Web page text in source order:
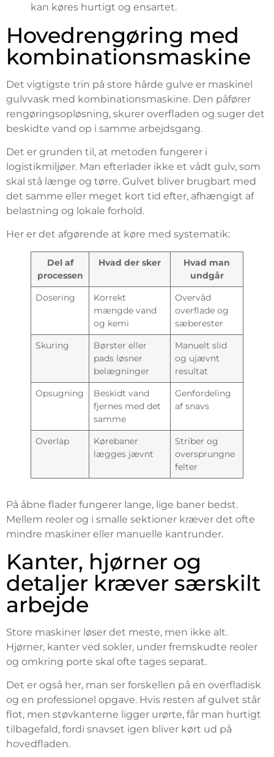
kan køres hurtigt og ensartet.
Hovedrengøring med
kombinationsmaskine
Det vigtigste trin på store hårde gulve er maskinel
gulvvask med kombinationsmaskine. Den påfører
rengøringsopløsning, skurer overfladen og suger det
beskidte vand op i samme arbejdsgang.
Det er grunden til, at metoden fungerer i
logistikmiljøer. Man efterlader ikke et vådt gulv, som
skal stå længe og tørre. Gulvet bliver brugbart med
det samme eller meget kort tid efter, afhængigt af
belastning og lokale forhold.
Her er det afgørende at køre med systematik:
Del af
processen
Hvad der sker
Hvad man
undgår
Dosering
Korrekt
mængde vand
og kemi
Overvåd
overflade og
sæberester
Skuring
Børster eller
pads løsner
belægninger
Manuelt slid
og ujævnt
resultat
Opsugning
Beskidt vand
fjernes med det
samme
Genfordeling
af snavs
Overlap
Kørebaner
lægges jævnt
Striber og
oversprungne
felter
På åbne flader fungerer lange, lige baner bedst.
Mellem reoler og i smalle sektioner kræver det ofte
mindre maskiner eller manuelle kantrunder.
Kanter, hjørner og
detaljer kræver særskilt
arbejde
Store maskiner løser det meste, men ikke alt.
Hjørner, kanter ved sokler, under fremskudte reoler
og omkring porte skal ofte tages separat.
Det er også her, man ser forskellen på en overfladisk
og en professionel opgave. Hvis resten af gulvet står
flot, men støvkanterne ligger urørte, får man hurtigt
tilbagefald, fordi snavset igen bliver kørt ud på
hovedfladen.